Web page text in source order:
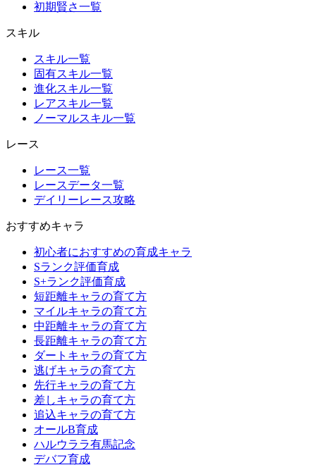
初期賢さ一覧
スキル
スキル一覧
固有スキル一覧
進化スキル一覧
レアスキル一覧
ノーマルスキル一覧
レース
レース一覧
レースデータ一覧
デイリーレース攻略
おすすめキャラ
初心者におすすめの育成キャラ
Sランク評価育成
S+ランク評価育成
短距離キャラの育て方
マイルキャラの育て方
中距離キャラの育て方
長距離キャラの育て方
ダートキャラの育て方
逃げキャラの育て方
先行キャラの育て方
差しキャラの育て方
追込キャラの育て方
オールB育成
ハルウララ有馬記念
デバフ育成